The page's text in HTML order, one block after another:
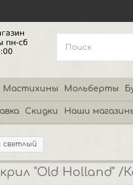
Мастихины Мольберты
Скидки Наши
светлый
"Old Holland"